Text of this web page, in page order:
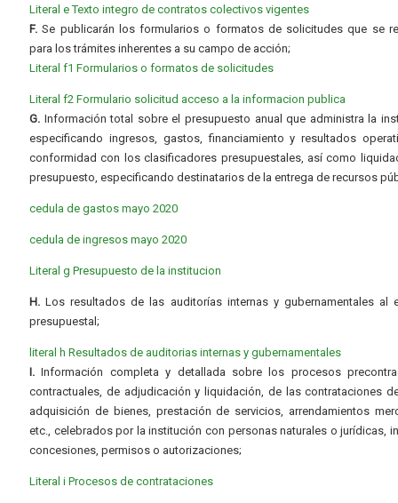
Literal e Texto integro de contratos colectivos vigentes
F. Se publicarán los formularios o formatos de solicitudes que se
para los trámites inherentes a su campo de acción;
Literal f1 Formularios o formatos de solicitudes
Literal f2 Formulario solicitud acceso a la informacion publica
G. Información total sobre el presupuesto anual que administra la
especificando ingresos, gastos, financiamiento y resultados
conformidad con los clasificadores presupuestales, así como
presupuesto, especificando destinatarios de la entrega de recursos
cedula de gastos mayo 2020
cedula de ingresos mayo 2020
Literal g Presupuesto de la institucion
H. Los resultados de las auditorías internas y gubernamentales al
presupuestal;
literal h Resultados de auditorias internas y gubernamentales
I. Información completa y detallada sobre los procesos
contractuales, de adjudicación y liquidación, de las contrataciones
adquisición de bienes, prestación de servicios, arrendamientos
etc., celebrados por la institución con personas naturales o jurídicas,
concesiones, permisos o autorizaciones;
Literal i Procesos de contrataciones